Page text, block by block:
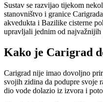
Sustav se razvijao tijekom
stanovništvo i granice
akvedukta i Bazilike cisterne
upravljali jednim od najvažnijih
Kako je Carigrad
Carigrad nije imao dovoljno
svojih zidina da podupre svoje
dio vode dolazio iz izvora i